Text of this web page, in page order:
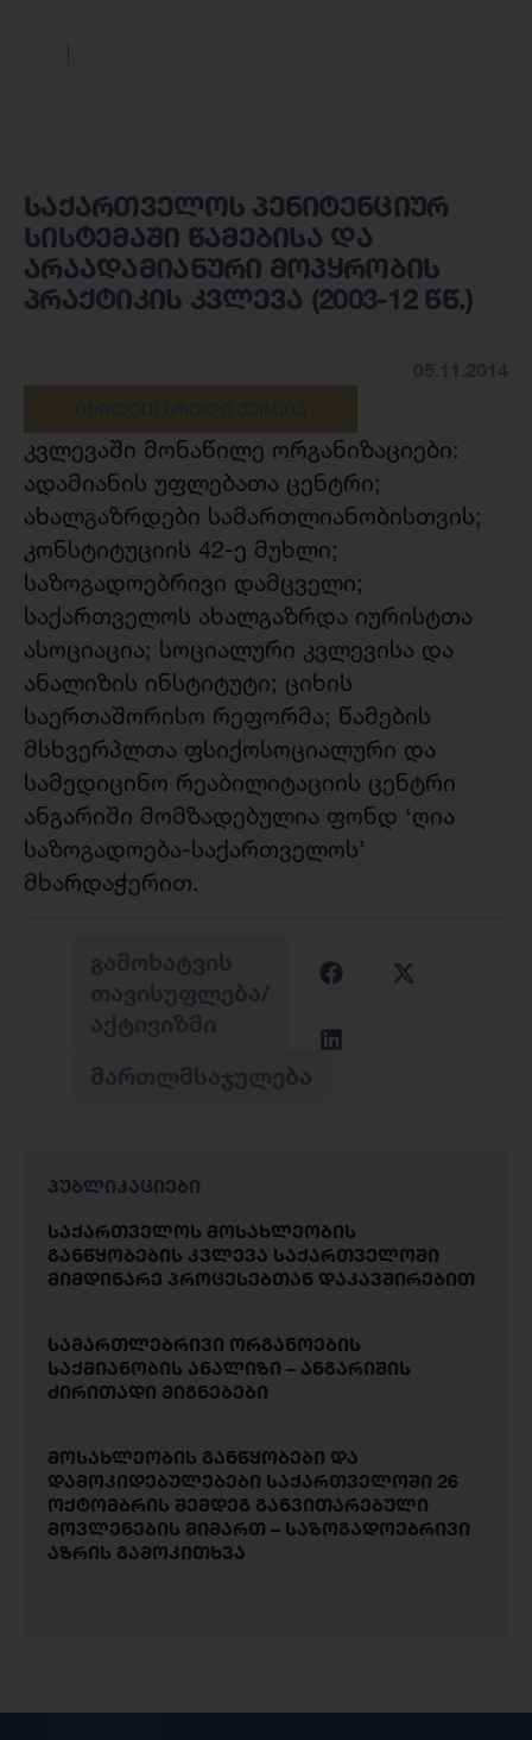
საქართველოს პენიტენციურ
სისტემაში წამებისა და
არაადამიანური მოპყრობის
პრაქტიკის კვლევა (2003-12 წწ.)
კვლევაში მონაწილე ორგანიზაციები:
ადამიანის უფლებათა ცენტრი;
ახალგაზრდები სამართლიანობისთვის;
კონსტიტუციის 42-ე მუხლი;
საზოგადოებრივი დამცველი;
საქართველოს ახალგაზრდა იურისტთა
ასოციაცია; სოციალური კვლევისა და
ანალიზის ინსტიტუტი; ციხის
საერთაშორისო რეფორმა; წამების
მსხვერპლთა ფსიქოსოციალური და
სამედიცინო რეაბილიტაციის ცენტრი
ანგარიში მომზადებულია ფონდ ‘ღია
საზოგადოება-საქართველოს’
მხარდაჭერით.
პუბლიკაციები
საქართველოს მოსახლეობის
განწყობების კვლევა საქართველოში
მიმდინარე პროცესებთან დაკავშირებით
სამართლებრივი ორგანოების
საქმიანობის ანალიზი – ანგარიშის
ძირითადი მიგნებები
მოსახლეობის განწყობები და
დამოკიდებულებები საქართველოში 26
ოქტომბრის შემდეგ განვითარებული
მოვლენების მიმართ – საზოგადოებრივი
აზრის გამოკითხვა